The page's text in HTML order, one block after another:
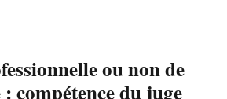
ou non de
compétence du juge